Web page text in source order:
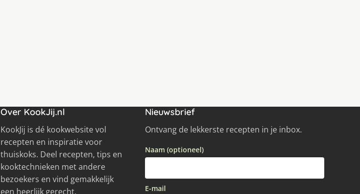
Over KookJij.nl
KookJij is dé kookwebsite vol
recepten en inspiratie voor
thuiskoks. Deel recepten, tips en
kooktechnieken met andere
bezoekers en vind gemakkelijk
een heerlijk gerecht.
Nieuwsbrief
Ontvang de lekkerste recepten in je inbox.
Naam (optioneel)
E-mail